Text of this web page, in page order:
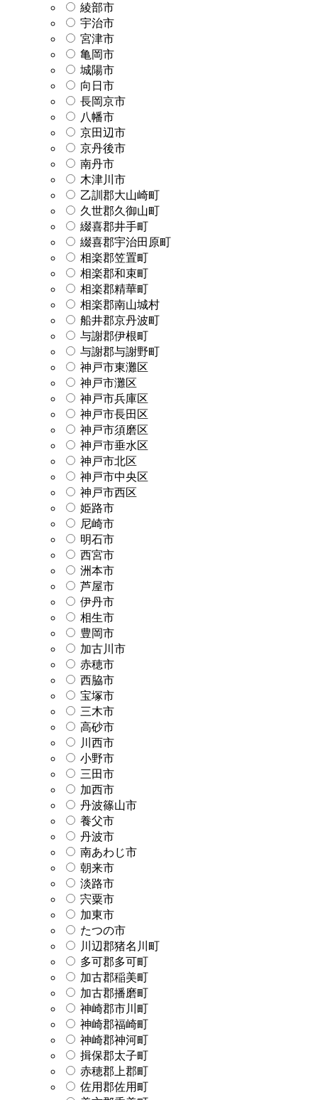
綾部市
宇治市
宮津市
亀岡市
城陽市
向日市
長岡京市
八幡市
京田辺市
京丹後市
南丹市
木津川市
乙訓郡大山崎町
久世郡久御山町
綴喜郡井手町
綴喜郡宇治田原町
相楽郡笠置町
相楽郡和束町
相楽郡精華町
相楽郡南山城村
船井郡京丹波町
与謝郡伊根町
与謝郡与謝野町
神戸市東灘区
神戸市灘区
神戸市兵庫区
神戸市長田区
神戸市須磨区
神戸市垂水区
神戸市北区
神戸市中央区
神戸市西区
姫路市
尼崎市
明石市
西宮市
洲本市
芦屋市
伊丹市
相生市
豊岡市
加古川市
赤穂市
西脇市
宝塚市
三木市
高砂市
川西市
小野市
三田市
加西市
丹波篠山市
養父市
丹波市
南あわじ市
朝来市
淡路市
宍粟市
加東市
たつの市
川辺郡猪名川町
多可郡多可町
加古郡稲美町
加古郡播磨町
神崎郡市川町
神崎郡福崎町
神崎郡神河町
揖保郡太子町
赤穂郡上郡町
佐用郡佐用町